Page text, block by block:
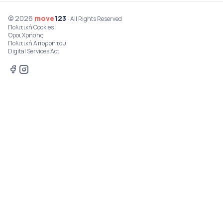
© 2026 move123 · All Rights Reserved
Πολιτική Cookies
Όροι Χρήσης
Πολιτική Απορρήτου
Digital Services Act